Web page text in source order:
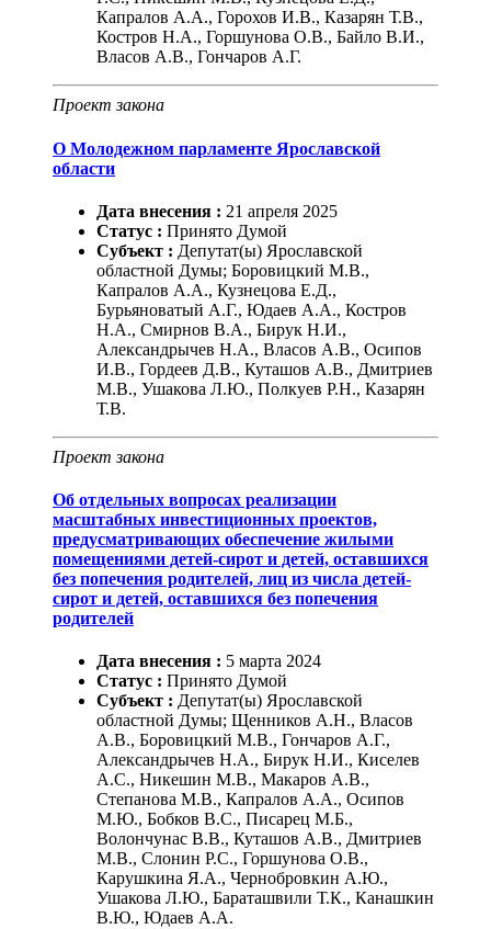
Капралов А.А., Горохов И.В., Казарян Т.В.,
Костров Н.А., Горшунова О.В., Байло В.И.,
Власов А.В., Гончаров А.Г.
Проект закона
О Молодежном парламенте Ярославской
области
Дата внесения : 21 апреля 2025
Статус : Принято Думой
Субъект : Депутат(ы) Ярославской
областной Думы; Боровицкий М.В.,
Капралов А.А., Кузнецова Е.Д.,
Бурьяноватый А.Г., Юдаев А.А., Костров
Н.А., Смирнов В.А., Бирук Н.И.,
Александрычев Н.А., Власов А.В., Осипов
И.В., Гордеев Д.В., Куташов А.В., Дмитриев
М.В., Ушакова Л.Ю., Полкуев Р.Н., Казарян
Т.В.
Проект закона
Об отдельных вопросах реализации
масштабных инвестиционных проектов,
предусматривающих обеспечение жилыми
помещениями детей-сирот и детей, оставшихся
без попечения родителей, лиц из числа детей-
сирот и детей, оставшихся без попечения
родителей
Дата внесения : 5 марта 2024
Статус : Принято Думой
Субъект : Депутат(ы) Ярославской
областной Думы; Щенников А.Н., Власов
А.В., Боровицкий М.В., Гончаров А.Г.,
Александрычев Н.А., Бирук Н.И., Киселев
А.С., Никешин М.В., Макаров А.В.,
Степанова М.В., Капралов А.А., Осипов
М.Ю., Бобков В.С., Писарец М.Б.,
Волончунас В.В., Куташов А.В., Дмитриев
М.В., Слонин Р.С., Горшунова О.В.,
Карушкина Я.А., Чернобровкин А.Ю.,
Ушакова Л.Ю., Бараташвили Т.К., Канашкин
В.Ю., Юдаев А.А.